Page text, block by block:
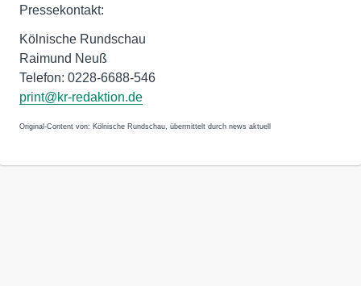
Pressekontakt:
Kölnische Rundschau
Raimund Neuß
Telefon: 0228-6688-546
print@kr-redaktion.de
Original-Content von: Kölnische Rundschau, übermittelt durch news aktuell